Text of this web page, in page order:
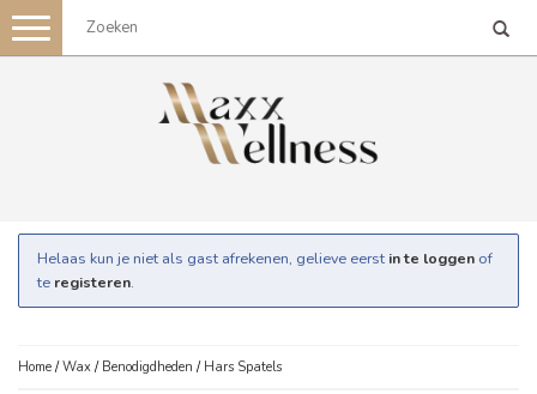
Toggle
navigation
Helaas kun je niet als gast afrekenen, gelieve eerst in te loggen of
te registeren.
Home /Wax / Benodigdheden / Hars Spatels